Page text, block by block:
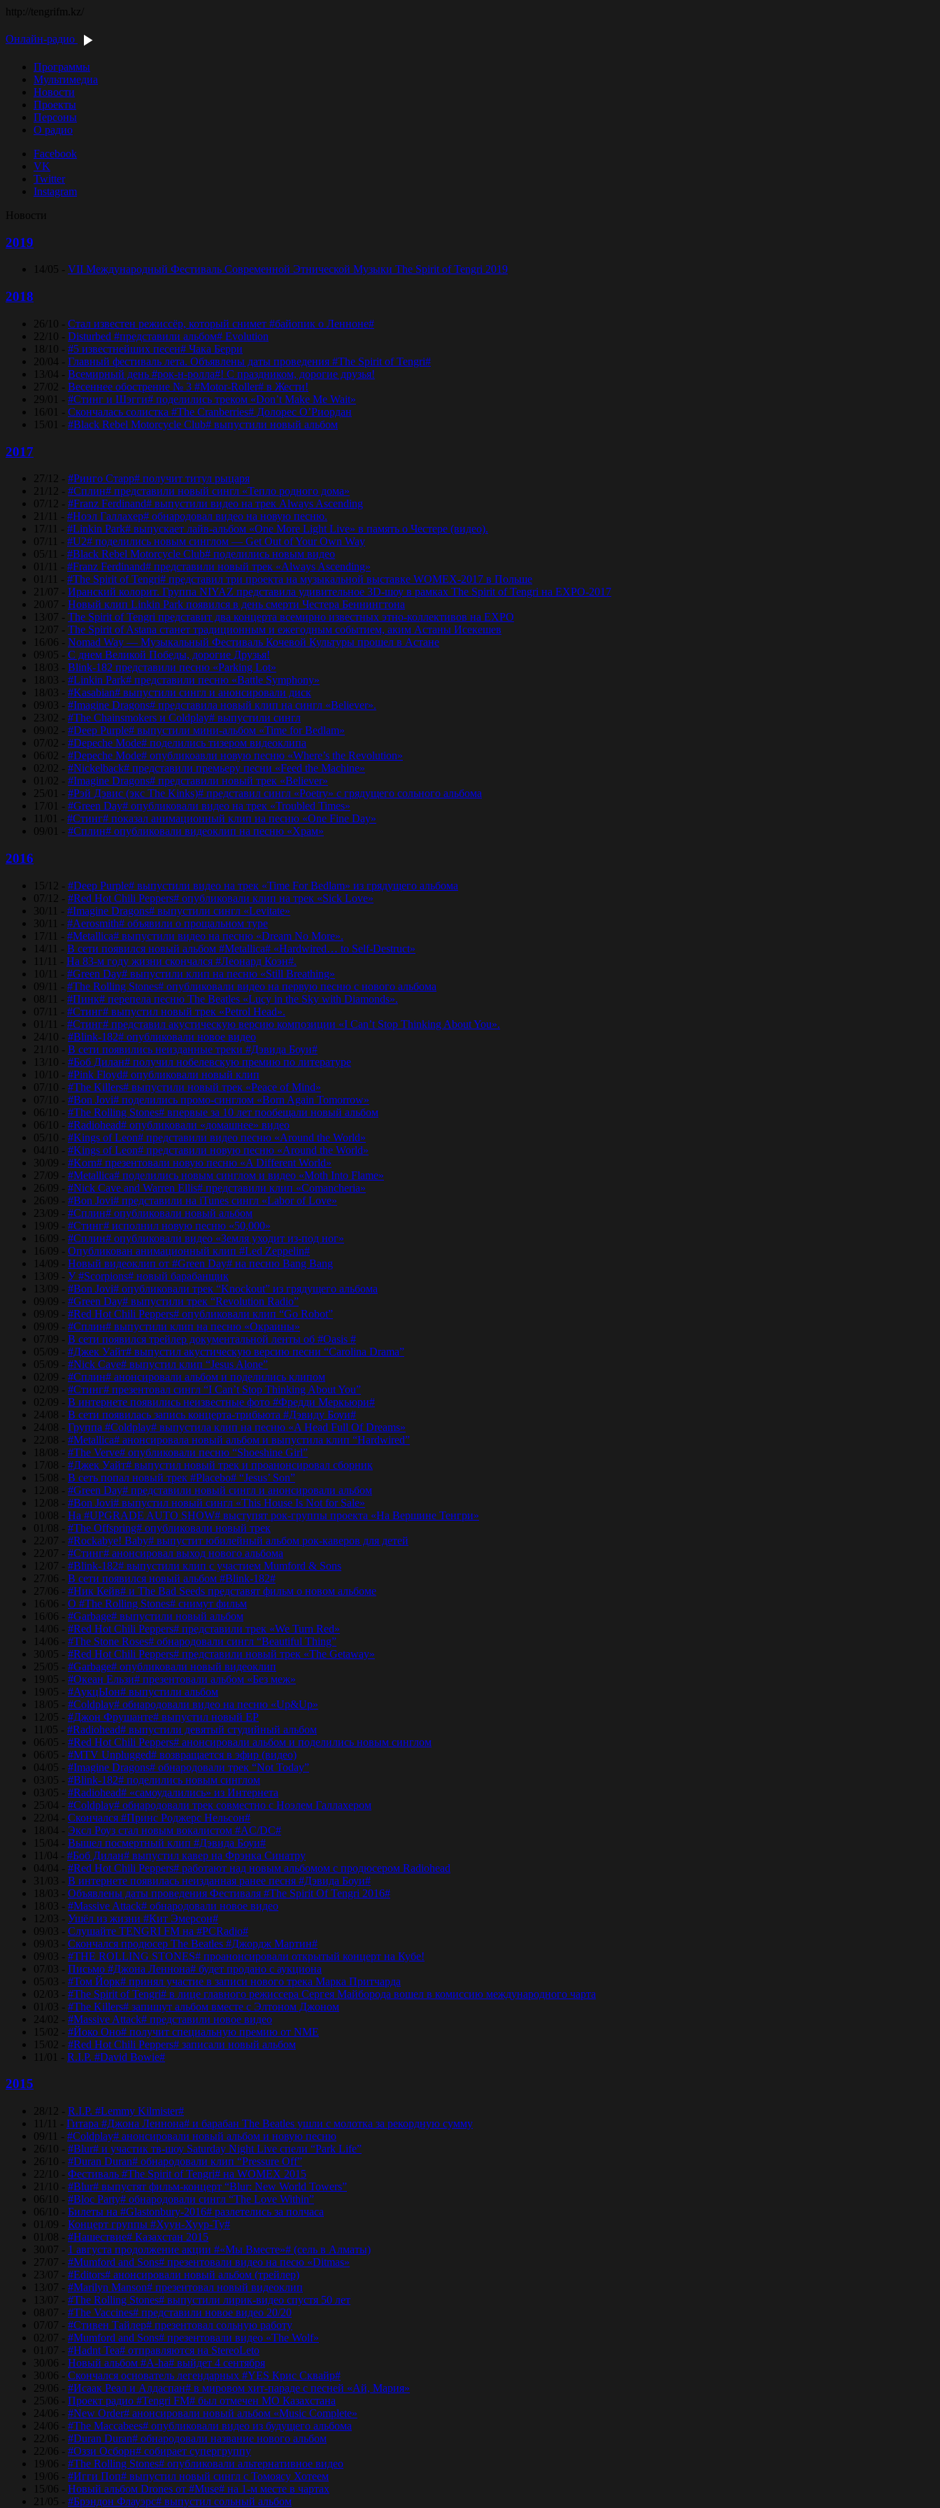
http://tengrifm.kz/
Онлайн-радио
Программы
Мультимедиа
Новости
Проекты
Персоны
О радио
Facebook
VK
Twitter
Instagram
Новости
2019
14/05 - VII Международный Фестиваль Современной Этнической Музыки The Spirit of Tengri 2019
2018
26/10 - Стал известен режиссёр, который снимет #байопик о Ленноне#
22/10 - Disturbed #представили альбом# Evolution
18/10 - #5 известнейших песен# Чака Берри
20/04 - Главный фестиваль лета. Объявлены даты проведения #The Spirit of Tengri#
13/04 - Всемирный день #рок-н-ролла#! С праздником, дорогие друзья!
27/02 - Весеннее обострение № 3 #Motor-Roller# в Жести!
29/01 - #Стинг и Шэгги# поделились треком «Don’t Make Me Wait»
16/01 - Скончалась солистка #The Cranberries# Долорес O’Риордан
15/01 - #Black Rebel Motorcycle Club# выпустили новый альбом
2017
27/12 - #Ринго Старр# получит титул рыцаря
21/12 - #Сплин# представили новый сингл «Тепло родного дома»
07/12 - #Franz Ferdinand# выпустили видео на трек Always Ascending
21/11 - #Ноэл Галлахер# обнародовал видео на новую песню.
17/11 - #Linkin Park# выпускает лайв-альбом «One More Light Live» в память о Честере (видео).
07/11 - #U2# поделились новым синглом — Get Out of Your Own Way
05/11 - #Black Rebel Motorcycle Club# поделились новым видео
01/11 - #Franz Ferdinand# представили новый трек «Always Ascending»
01/11 - #The Spirit of Tengri# представил три проекта на музыкальной выставке WOMEX-2017 в Польше
21/07 - Иранский колорит. Группа NIYAZ представила удивительное 3D-шоу в рамках The Spirit of Tengri на EXPO-2017
20/07 - Новый клип Linkin Park появился в день смерти Честера Беннингтона
13/07 - The Spirit of Tengri представит два концерта всемирно известных этно-коллективов на EXPO
12/07 - The Spirit of Astana станет традиционным и ежегодным событием, аким Астаны Исекешев
16/06 - Nomad Way — Музыкальный Фестиваль Кочевой Культуры прошел в Астане
09/05 - С днем Великой Победы, дорогие Друзья!
18/03 - Blink-182 представили песню «Parking Lot»
18/03 - #Linkin Park# представили песню «Bаttlе Sуmphоnу»
18/03 - #Kasabian# выпустили сингл и анонсировали диск
09/03 - #Imagine Dragons# представила новый клип на сингл «Believer».
23/02 - #The Chainsmokers и Coldplay# выпустили сингл
09/02 - #Deep Purple# выпустили мини-альбом «Time for Bedlam»
07/02 - #Depeche Mode# поделились тизером видеоклипа
06/02 - #Depeche Mode# опубликоавли новую песню «Where’s the Revolution»
02/02 - #Nickelback# представили премьеру песни «Feed the Machine»
01/02 - #Imagine Dragons# представили новый трек «Believer»
25/01 - #Рэй Дэвис (экс The Kinks)# представил сингл «Poetry» с грядущего сольного альбома
17/01 - #Green Day# опубликовали видео на трек «Troubled Times»
11/01 - #Стинг# показал анимационный клип на песню «One Fine Day»
09/01 - #Сплин# опубликовали видеоклип на песню «Храм»
2016
15/12 - #Deep Purple# выпустили видео на трек «Time For Bedlam» из грядущего альбома
07/12 - #Red Hot Chili Peppers# опубликовали клип на трек «Sick Love»
30/11 - #Imagine Dragons# выпустили сингл «Levitate»
30/11 - #Aerosmith# объявили о прощальном туре
17/11 - #Metallica# выпустили видео на песню «Dream No More».
14/11 - В сети появился новый альбом #Metallica# «Hardwired… to Self-Destruct»
11/11 - На 83-м году жизни скончался #Леонард Коэн#.
10/11 - #Green Day# выпустили клип на песню «Still Breathing»
09/11 - #The Rolling Stones# опубликовали видео на первую песню с нового альбома
08/11 - #Пинк# перепела песню The Beatles «Lucy in the Sky with Diamonds».
07/11 - #Стинг# выпустил новый трек «Petrol Head».
01/11 - #Стинг# представил акустическую версию композиции «I Can’t Stop Thinking About You».
24/10 - #Blink-182# опубликовали новое видео
21/10 - В сети появились неизданные треки #Дэвида Боуи#
13/10 - #Боб Дилан# получил нобелевскую премию по литературе
10/10 - #Pink Floyd# опубликовали новый клип
07/10 - #The Killers# выпустили новый трек «Peace of Mind»
07/10 - #Bon Jovi# поделились промо-синглом «Born Again Tomorrow»
06/10 - #The Rolling Stones# впервые за 10 лет пообещали новый альбом
06/10 - #Radiohead# опубликовали «домашнее» видео
05/10 - #Kings of Leon# представили видео песню «Around the World»
04/10 - #Kings of Leon# представили новую песню «Around the World»
30/09 - #Korn# презентовали новую песню «A Different World»
27/09 - #Metallica# поделились новым синглом и видео «Moth Into Flame»
26/09 - #Nick Cave and Warren Ellis# представили клип «Comancheria»
26/09 - #Bon Jovi# представили на iTunes сингл «Labor of Love»
23/09 - #Сплин# опубликовали новый альбом
19/09 - #Стинг# исполнил новую песню «50,000»
16/09 - #Сплин# опубликовали видео «Земля уходит из-под ног»
16/09 - Опубликован анимационный клип #Led Zeppelin#
14/09 - Новый видеоклип от #Green Day# на песню Bang Bang
13/09 - У #Scorpions# новый барабанщик
13/09 - #Bon Jovi# опубликовали трек “Knockout” из грядущего альбома
09/09 - #Green Day# выпустили трек “Revolution Radio”
09/09 - #Red Hot Chili Peppers# опубликовали клип “Go Robot”
09/09 - #Сплин# выпустили клип на песню «Окраины»
07/09 - В сети появился трейлер документальной ленты об #Oasis #
05/09 - #Джек Уайт# выпустил акустическую версию песни “Carolina Drama”
05/09 - #Nick Cave# выпустил клип “Jesus Alone”
02/09 - #Сплин# анонсировали альбом и поделились клипом
02/09 - #Стинг# презентовал сингл “I Can’t Stop Thinking About You”
02/09 - В интернете появились неизвестные фото #Фредди Меркьюри#
24/08 - В сети появилась запись концерта-трибьюта #Дэвиду Боуи#
24/08 - Группа #Coldplay# выпустила клип на песню «A Head Full Of Dreams»
22/08 - #Metallica# анонсировала новый альбом и выпустила клип “Hardwired”
18/08 - #The Verve# опубликовали песню “Shoeshine Girl”
17/08 - #Джек Уайт# выпустил новый трек и проанонсировал сборник
15/08 - В сеть попал новый трек #Placebo# “Jesus’ Son”
12/08 - #Green Day# представили новый сингл и анонсировали альбом
12/08 - #Bon Jovi# выпустил новый сингл «This House Is Not for Sale»
10/08 - На #UPGRADE AUTO SHOW# выступят рок-группы проекта «На Вершине Тенгри»
01/08 - #The Offspring# опубликовали новый трек
22/07 - #Rockabye! Baby# выпустит юбилейный альбом рок-каверов для детей
22/07 - #Стинг# анонсировал выход нового альбома
12/07 - #Blink-182# выпустили клип с участием Mumford & Sons
27/06 - В сети появился новый альбом #Blink-182#
27/06 - #Ник Кейв# и The Bad Seeds представят фильм о новом альбоме
16/06 - О #The Rolling Stones# снимут фильм
16/06 - #Garbage# выпустили новый альбом
14/06 - #Red Hot Chili Peppers# представили трек «We Turn Red»
14/06 - #The Stone Roses# обнародовали сингл “Beautiful Thing”
30/05 - #Red Hot Chili Peppers# представили новый трек «The Getaway»
25/05 - #Garbage# опубликовали новый видеоклип
19/05 - #Океан Ельзи# презентовали альбом «Без меж»
19/05 - #АукцЫон# выпустили альбом
18/05 - #Coldplay# обнародовали видео на песню «Up&Up»
12/05 - #Джон Фрушанте# выпустил новый ЕР
11/05 - #Radiohead# выпустили девятый студийный альбом
06/05 - #Red Hot Chili Peppers# анонсировали альбом и поделились новым синглом
06/05 - #MTV Unplugged# возвращается в эфир (видео)
04/05 - #Imagine Dragons# обнародовали трек “Not Today”
03/05 - #Blink-182# поделились новым синглом
03/05 - #Radiohead# «самоудалились» из Интернета
25/04 - #Coldplay# обнародовали трек совместно с Ноэлем Галлахером
22/04 - Скончался #Принс Роджерс Нельсон#
18/04 - Эксл Роуз стал новым вокалистом #AC/DC#
15/04 - Вышел посмертный клип #Дэвида Боуи#
11/04 - #Боб Дилан# выпустил кавер на Фрэнка Синатру
04/04 - #Red Hot Chili Peppers# работают над новым альбомом с продюсером Radiohead
31/03 - В интернете появилась неизданная ранее песня #Дэвида Боуи#
18/03 - Объявлены даты проведения Фестиваля #The Spirit Of Tengri 2016#
18/03 - #Massive Attack# обнародовали новое видео
12/03 - Ушёл из жизни #Кит Эмерсон#
09/03 - Слушайте TENGRI FM на #PCRadio#
09/03 - Скончался продюсер The Beatles #Джордж Мартин#
09/03 - #THE ROLLING STONES# проанонсировали открытый концерт на Кубе!
07/03 - Письмо #Джона Леннона# будет продано с аукциона
05/03 - #Том Йорк# принял участие в записи нового трека Марка Притчарда
02/03 - #The Spirit of Tengri# в лице главного режиссера Сергея Майборода вошел в комиссию международного чарта
01/03 - #The Killers# запишут альбом вместе с Элтоном Джоном
24/02 - #Massive Attack# представили новое видео
15/02 - #Йоко Оно# получит специальную премию от NME
15/02 - #Red Hot Chili Peppers# записали новый альбом
11/01 - R.I.P. #David Bowie#
2015
28/12 - R.I.P. #Lemmy Kilmister#
11/11 - Гитара #Джона Леннона# и барабан The Beatles ушли с молотка за рекордную сумму
09/11 - #Coldplay# анонсировали новый альбом и новую песню
26/10 - #Blur# и участик тв-шоу Saturday Night Live спели “Park Life”
26/10 - #Duran Duran# обнародовали клип “Pressure Off”
22/10 - Фестиваль #The Spirit of Tengri# на WOMEX 2015
21/10 - #Blur# выпустят фильм-концерт “Blur: New World Towers”
06/10 - #Bloc Party# обнародовали сингл “The Love Within”
06/10 - Билеты на #Glastonbury-2016# разлетелись за полчаса
01/09 - Концерт группы #Хуун-Хуур-Ту#
01/08 - #Нашествие# Казахстан 2015
30/07 - 1 августа продолжение акции #«Мы Вместе»# (сель в Алматы)
27/07 - #Mumford and Sons# презентовали видео на песю «Ditmas»
23/07 - #Editors# анонсировали новый альбом (трейлер)
13/07 - #Marilyn Manson# презентовал новый видеоклип
13/07 - #The Rolling Stones# выпустили лирик-видео спустя 50 лет
08/07 - #The Vaccines# представили новое видео 20/20
07/07 - #Стивен Тайлер# презентовал сольную работу
02/07 - #Mumford and Sons# презентовали видео «The Wolf»
01/07 - #Hadnt Tea# отправляются на StereoLeto
30/06 - Новый альбом #A-ha# выйдет 4 сентября
30/06 - Скончался основатель легендарных #YES Крис Сквайр#
29/06 - #Исаак Реал и Алдаспан# в мировом хит-параде с песней «Ай, Мария»
25/06 - Проект радио #Tengri FM# был отмечен МО Казахстана
24/06 - #New Order# анонсировали новый альбом «Music Complete»
24/06 - #The Maccabees# опубликовали видео из будущего альбома
22/06 - #Duran Duran# обнародовали название нового альбом
22/06 - #Оззи Осборн# собирает супергруппу
19/06 - #The Rolling Stones# опубликовали альтернативное видео
19/06 - #Игги Поп# выпустил новый сингл с Томоясу Хотеем
15/06 - Новый альбом Drones от #Muse# на 1-м месте в чартах
21/05 - #Брэндон Флауэрс# выпустил сольный альбом